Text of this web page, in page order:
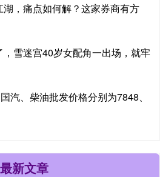
，痛点如何解？这家券商有方
雪迷宫40岁女配角一出场，就牢
汽、柴油批发价格分别为7848、
最新文章